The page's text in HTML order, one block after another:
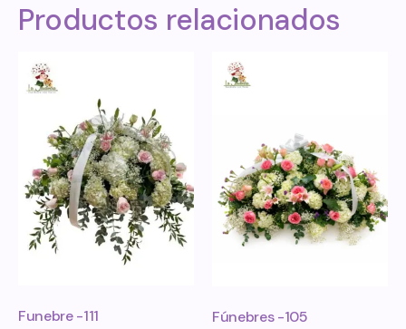
Productos relacionados
Funebre -111 Fúnebres -105